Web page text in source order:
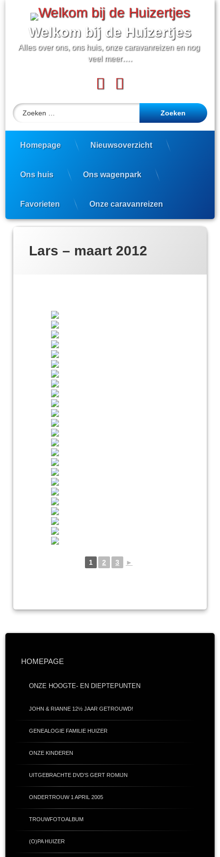
Welkom bij de Huizertjes
Alles over ons, ons huis, onze caravanreizen en nog
veel meer….
Facebook
Zoeken naar:
Homepage Nieuwsoverzicht
Ons huis Ons wagenpark
Favorieten Onze caravanreizen
Lars – maart 2012
1 2 3 ►
HOMEPAGE
ONZE HOOGTE- EN DIEPTEPUNTEN
JOHN & RIANNE 12½ JAAR GETROUWD!
GENEALOGIE FAMILIE HUIZER
ONZE KINDEREN
UITGEBRACHTE DVD’S GERT ROMIJN
ONDERTROUW 1 APRIL 2005
TROUWFOTOALBUM
(O)PA HUIZER